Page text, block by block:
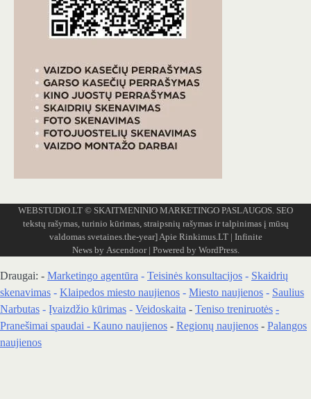
WEBSTUDIO.LT © SKAITMENINIO MARKETINGO PASLAUGOS. SEO
tekstų rašymas, turinio kūrimas, straipsnių rašymas ir talpinimas į mūsų
valdomas svetaines.the-year]Apie Rinkimus.LT| Infinite
News by Ascendoor| Powered by WordPress.
Draugai: - Marketingo agentūra - Teisinės konsultacijos - Skaidrių
skenavimas - Klaipedos miesto naujienos - Miesto naujienos - Saulius
Narbutas - Įvaizdžio kūrimas - Veidoskaita - Teniso treniruotės -
Pranešimai spaudai - Kauno naujienos - Regionų naujienos - Palangos
naujienos